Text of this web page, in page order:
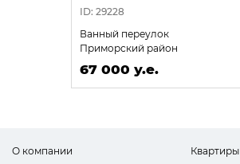
ID: 29228
Ванный переулок
Приморский район
67 000 у.е.
О компании
Квартиры